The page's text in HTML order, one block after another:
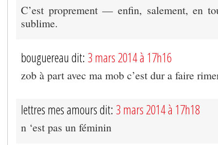
C’est proprement — enfin, salement, en
sublime.
bouguereau dit: 3 mars 2014 à 17h16
zob à part avec ma mob c’est dur a faire
lettres mes amours dit: 3 mars 2014 à 17h18
n ‘est pas un féminin